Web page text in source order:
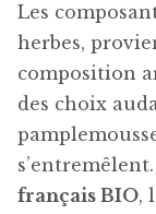
Les
herbes,
composition
des choix
français BIO,